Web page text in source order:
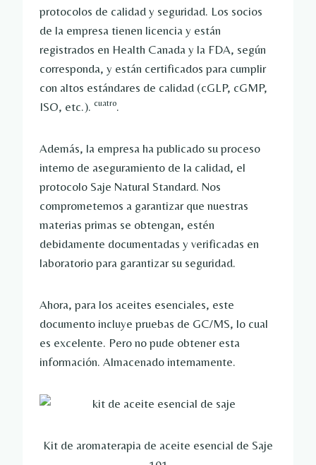
protocolos de calidad y seguridad. Los socios
de la empresa tienen licencia y están
registrados en Health Canada y la FDA, según
corresponda, y están certificados para cumplir
con altos estándares de calidad (cGLP, cGMP,
ISO, etc.). cuatro.
Además, la empresa ha publicado su proceso
interno de aseguramiento de la calidad, el
protocolo Saje Natural Standard. Nos
comprometemos a garantizar que nuestras
materias primas se obtengan, estén
debidamente documentadas y verificadas en
laboratorio para garantizar su seguridad.
Ahora, para los aceites esenciales, este
documento incluye pruebas de GC/MS, lo cual
es excelente. Pero no pude obtener esta
información. Almacenado internamente.
Kit de aromaterapia de aceite esencial de Saje